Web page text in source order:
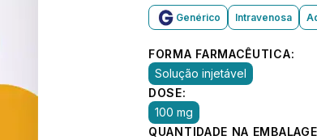
Genérico Intravenosa
FORMA FARMACÊUTICA:
Solução injetável
DOSE:
100 mg
QUANTIDADE NA